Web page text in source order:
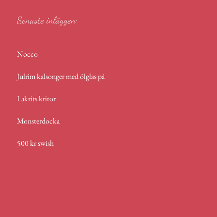
Senaste inläggen:
Nocco
Julrim kalsonger med ölglas på
Lakrits kritor
Monsterdocka
500 kr swish